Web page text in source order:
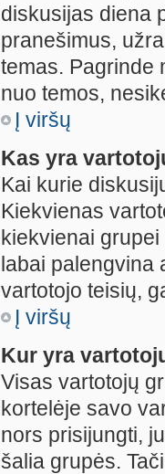
diskusijas diena
pranešimus,
temas. Pagrinde
nuo temos,
Į viršų
Kas yra
Kai kurie
Kiekvienas
kiekvienai
labai palengvina
vartotojo teisių,
Į viršų
Kur yra
Visas vartotojų
kortelėje savo
nors prisijungti,
šalia grupės.